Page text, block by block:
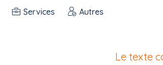
Services Autres
Le texte